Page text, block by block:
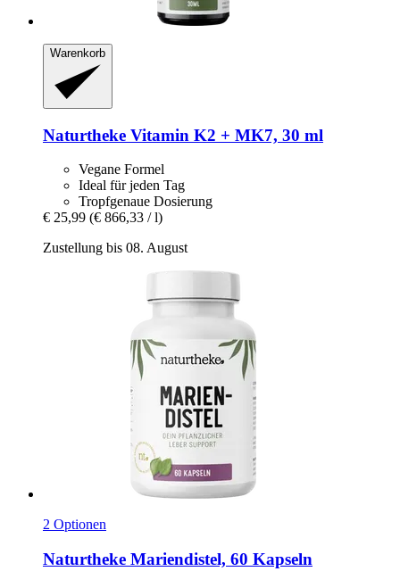
Warenkorb
Naturtheke Vitamin K2 + MK7, 30 ml
Vegane Formel
Ideal für jeden Tag
Tropfgenaue Dosierung
€ 25,99 (€ 866,33 / l)
Zustellung bis 08. August
2 Optionen
Naturtheke Mariendistel, 60 Kapseln